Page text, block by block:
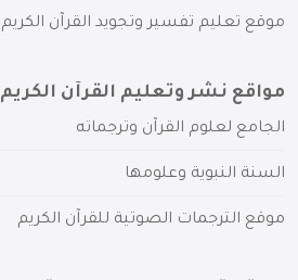
موقع تعليم تفسير وتجويد القرآن الكريم
مواقع نشر وتعليم القرآن الكريم
الجامع لعلوم القرآن وترجماته
السنة النبوية وعلومها
موقع الترجمات الصوتية للقرآن الكريم